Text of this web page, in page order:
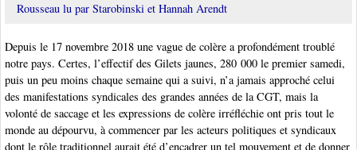
Rousseau lu par Starobinski et Hannah Arendt
Depuis le 17 novembre 2018 une vague de colère a profondément troublé
notre pays. Certes, l’effectif des Gilets jaunes, 280 000 le premier samedi,
puis un peu moins chaque semaine qui a suivi, n’a jamais approché celui
des manifestations syndicales des grandes années de la CGT, mais la
volonté de saccage et les expressions de colère irréfléchie ont pris tout le
monde au dépourvu, à commencer par les acteurs politiques et syndicaux
dont le rôle traditionnel aurait été d’encadrer un tel mouvement et de donner